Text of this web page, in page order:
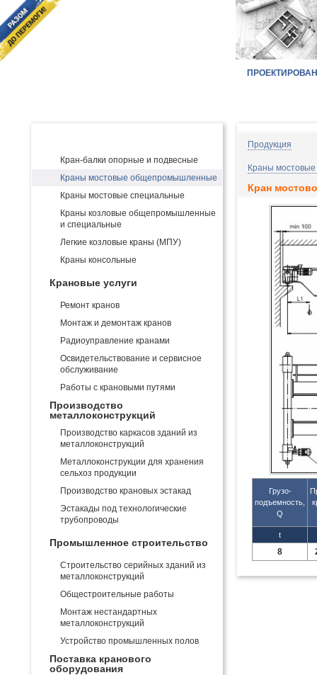
Кран-балки опорные и подвесные
Краны мостовые общепромышленные
Краны мостовые специальные
Краны козловые общепромышленные
и специальные
Легкие козловые краны (МПУ)
Краны консольные
Крановые услуги
Ремонт кранов
Монтаж и демонтаж кранов
Радиоуправление кранами
Освидетельствование и сервисное
обслуживание
Работы с крановыми путями
Производство
металлоконструкций
Производство каркасов зданий из
металлоконструкций
Металлоконструкции для хранения
сельхоз продукции
Производство крановых эстакад
Эстакады под технологические
трубопроводы
Промышленное строительство
Строительство серийных зданий из
металлоконструкций
Общестроительные работы
Монтаж нестандартных
металлоконструкций
Устройство промышленных полов
Поставка кранового
оборудования
Продукция
Краны
Кран
Грузо-
подъемность,
Q
t
8